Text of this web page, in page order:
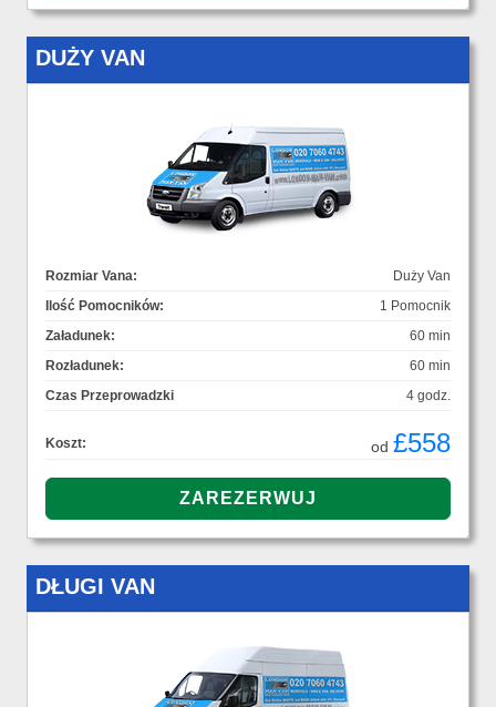
DUŻY VAN
Rozmiar Vana:
Duży Van
Ilość Pomocników:
1 Pomocnik
Załadunek:
60 min
Rozładunek:
60 min
Czas Przeprowadzki
4 godz.
Koszt: od £558
DŁUGI VAN